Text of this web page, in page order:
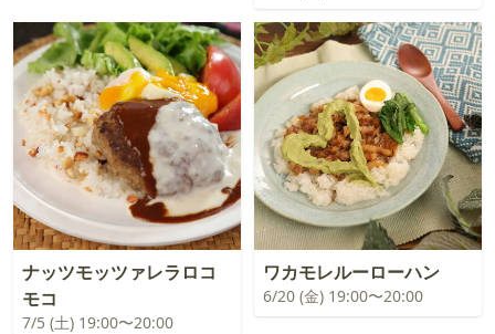
ナッツモッツァレラロコ
モコ
7/5 (土) 19:00〜20:00
ワカモレルーローハン
6/20 (金) 19:00〜20:00